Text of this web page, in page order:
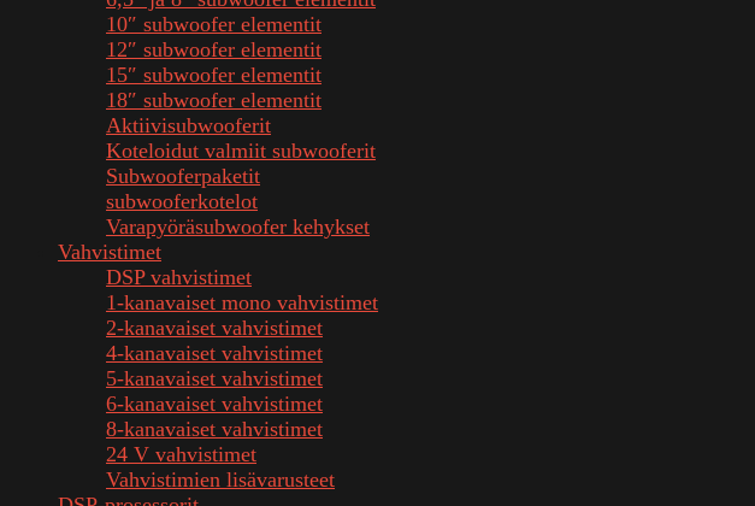
10″ subwoofer elementit
12″ subwoofer elementit
15″ subwoofer elementit
18″ subwoofer elementit
Aktiivisubwooferit
Koteloidut valmiit subwooferit
Subwooferpaketit
subwooferkotelot
Varapyöräsubwoofer kehykset
Vahvistimet
DSP vahvistimet
1-kanavaiset mono vahvistimet
2-kanavaiset vahvistimet
4-kanavaiset vahvistimet
5-kanavaiset vahvistimet
6-kanavaiset vahvistimet
8-kanavaiset vahvistimet
24 V vahvistimet
Vahvistimien lisävarusteet